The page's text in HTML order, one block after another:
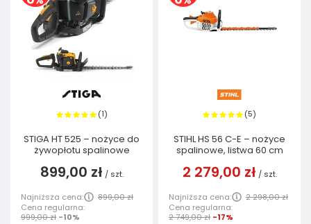
(1)
STIGA HT 525 – nożyce do
żywopłotu spalinowe
899,00 zł / szt.
Najniższa cena:
899,00 zł
Cena regularna:
999,00 zł -10%
(5)
STIHL HS 56 C-E – nożyce
spalinowe, listwa 60 cm
2 279,00 zł / szt.
Najniższa cena:
2 298,00 zł
Cena regularna:
2 749,00 zł -17%